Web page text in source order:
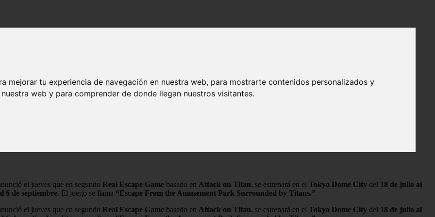
mejorar tu experiencia de navegación en nuestra web, para mostrarte contenidos personalizados y
web y para comprender de donde llegan nuestros visitantes.
- Anime en Español
- Anime en Español
el jueves que en segundo Real Escape Game basado en Attack on Titan, se estrenará en el Tokyo Dome City del 1 8 de julio al
6 de septiembre. El juego se llama “Escape From the Amusement Park Surrounded by Titans.”
el jueves que en segundo Real Escape Game basado en Attack on Titan, se estrenará en el Tokyo Dome City del 1 8 de julio al